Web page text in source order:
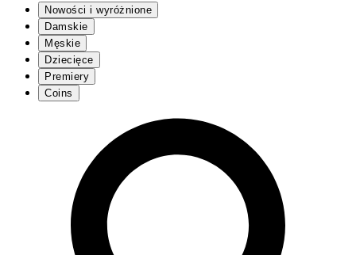
Nowości i wyróżnione
Damskie
Męskie
Dziecięce
Premiery
Coins